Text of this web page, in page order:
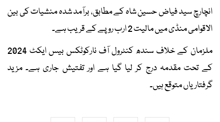
انچارچ سید فیاض حسین شاہ کے مطابق، برآمد شدہ منشیات کی بین
الاقوامی منڈی میں مالیت 2 ارب روپے کے قریب ہے۔
ملزمان کے خلاف سندھ کنٹرول آف نارکوٹکس بیس ایکٹ 2024
کے تحت مقدمہ درج کر لیا گیا ہے اور تفتیش جاری ہے۔ مزید
گرفتاریاں متوقع ہیں۔